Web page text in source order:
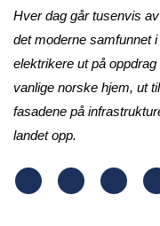
Hver dag går tusenvis
det moderne samfunnet
elektrikere ut på
vanlige norske hjem, ut
fasadene på
landet opp.